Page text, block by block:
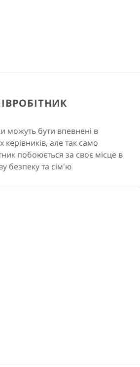
можуть бути впевнені в
керівників, але так само
побоюється за своє місце в
безпеку та сім'ю